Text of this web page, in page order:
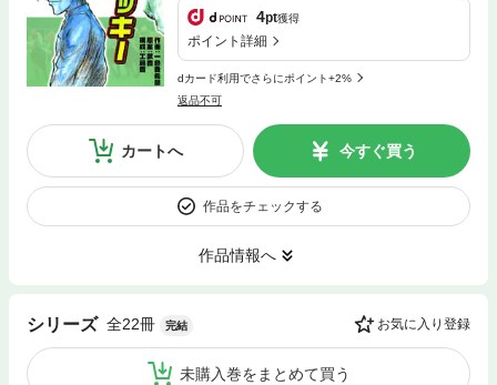
4pt獲得
ポイント詳細
dカード利用でさらにポイント+2%
返品不可
カートへ 今すぐ買う
作品をチェックする
作品情報へ
シリーズ 全22冊 完結 お気に入り登録
未購入巻をまとめて買う